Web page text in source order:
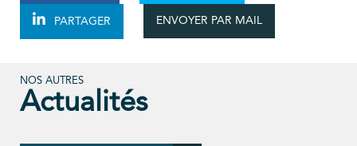
PARTAGER ENVOYER PAR MAIL
NOS AUTRES
Actualités